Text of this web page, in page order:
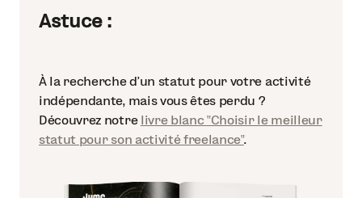
Astuce :
À la recherche d'un statut pour votre activité
indépendante, mais vous êtes perdu ?
Découvrez notre livre blanc "Choisir le meilleur
statut pour son activité freelance".